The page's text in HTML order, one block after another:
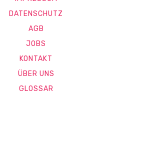
DATENSCHUTZ
AGB
JOBS
KONTAKT
ÜBER UNS
GLOSSAR